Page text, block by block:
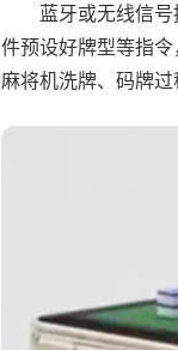
蓝牙或无线信
件预设好牌型等指
麻将机洗牌、码牌过